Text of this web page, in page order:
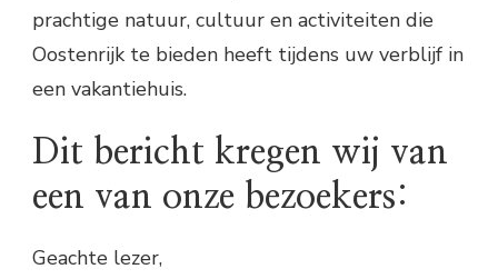
prachtige natuur, cultuur en activiteiten die
Oostenrijk te bieden heeft tijdens uw verblijf in
een vakantiehuis.
Dit bericht kregen wij van
een van onze bezoekers:
Geachte lezer,